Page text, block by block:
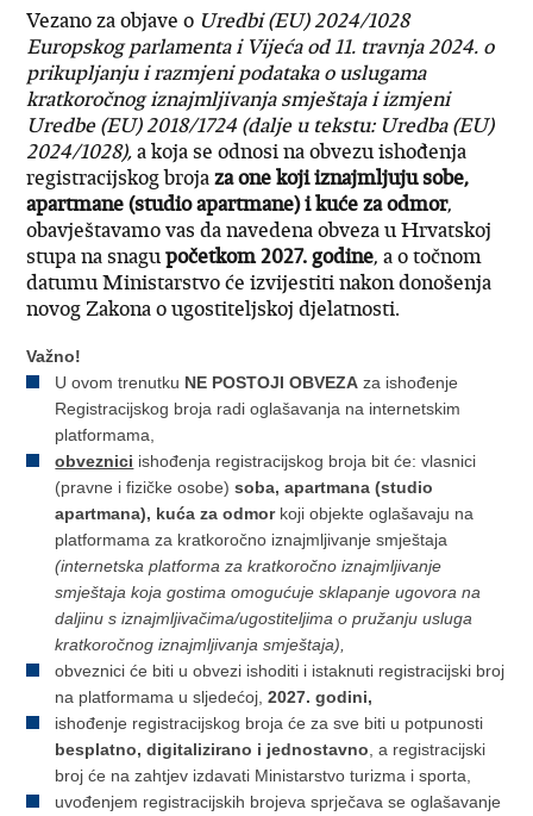
Vezano za objave o Uredbi (EU) 2024/1028
Europskog parlamenta i Vijeća od 11. travnja 2024. o
prikupljanju i razmjeni podataka o uslugama
kratkoročnog iznajmljivanja smještaja i izmjeni
Uredbe (EU) 2018/1724 (dalje u tekstu: Uredba (EU)
2024/1028),a koja se odnosi na obvezu ishođenja
registracijskog brojaza one koji iznajmljuju sobe,
apartmane (studio apartmane) i kuće za odmor,
obavještavamo vas da navedena obveza u Hrvatskoj
stupa na snagupočetkom 2027. godine, a o točnom
datumu Ministarstvo će izvijestiti nakon donošenja
novog Zakona o ugostiteljskoj djelatnosti.
Važno!
U ovom trenutku NE POSTOJI OBVEZA za ishođenje
Registracijskog broja radi oglašavanja na internetskim
platformama,
obveznici ishođenja registracijskog broja bit će: vlasnici
(pravne i fizičke osobe)soba, apartmana (studio
apartmana), kuća za odmor koji objekte oglašavaju na
platformama za kratkoročno iznajmljivanje smještaja
(internetska platforma za kratkoročno iznajmljivanje
smještaja koja gostima omogućuje sklapanje ugovora na
daljinu s iznajmljivačima/ugostiteljima o pružanju usluga
kratkoročnog iznajmljivanja smještaja),
obveznici će biti u obvezi ishoditi i istaknuti registracijski broj
na platformama u sljedećoj,2027. godini,
ishođenje registracijskog broja će za sve biti u potpunosti
besplatno, digitalizirano i jednostavno , a registracijski
broj će na zahtjev izdavati Ministarstvo turizma i sporta,
uvođenjem registracijskih brojeva sprječava se oglašavanje